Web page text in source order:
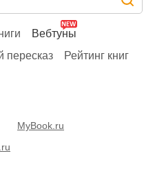
Вебтуны
пересказ
Рейтинг книг
MyBook.ru